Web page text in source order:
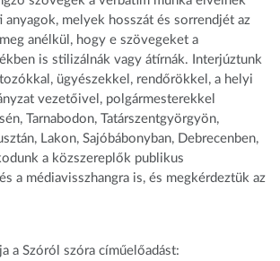
melyek hosszát és sorrendjét az
anélkül, hogy e szövegeket a
is stilizálnák vagy átírnák. Interjúztunk
ügyészekkel, rendőrökkel, a helyi
vezetőivel, polgármesterekkel
Tarnabodon, Tatárszentgyörgyön,
Lakon, Sajóbábonyban, Debrecenben,
a közszereplők publikus
a médiavisszhangra is, és megkérdeztük az
a Szóról szóra címűelőadást: